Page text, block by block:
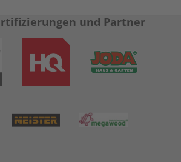
und Partner